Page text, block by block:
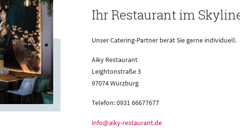
Ihr Restaurant im
Unser Catering-Partner berät Sie gerne individuell.
Aiky Restaurant
Leightonstraße 3
97074 Würzburg
Telefon: 0931 66677677
info@aiky-restaurant.de